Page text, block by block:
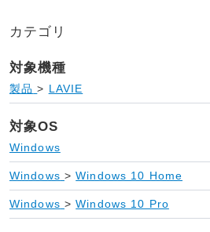
カテゴリ
対象機種
製品 > LAVIE
対象OS
Windows
Windows > Windows 10 Home
Windows > Windows 10 Pro